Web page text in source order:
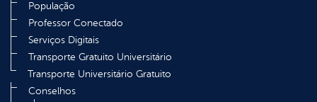
População
Professor Conectado
Serviços Digitais
Transporte Gratuito Universitário
Transporte Universitário Gratuito
Conselhos